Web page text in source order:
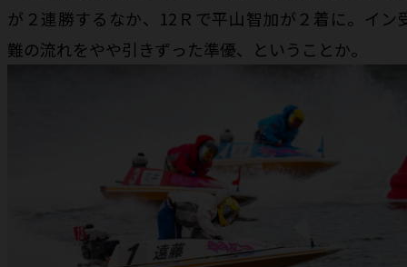
が２連勝するなか、12Ｒで平山智加が２着に。イン
難の流れをやや引きずった準優、ということか。